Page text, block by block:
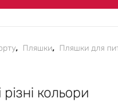
, Пляшки, Пляшки для
кольори